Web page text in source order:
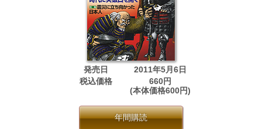
発売日
2011年5月6日
税込価格
660円
(本体価格600円)
年間購読